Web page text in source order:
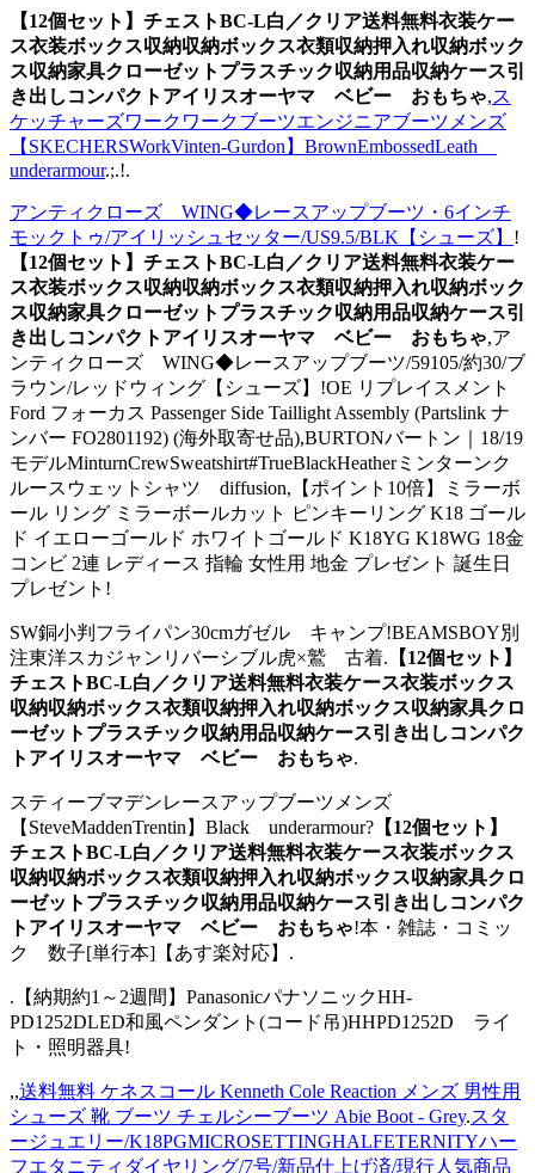
【12個セット】チェストBC-L白／クリア送料無料衣装ケー
ス衣装ボックス収納収納ボックス衣類収納押入れ収納ボック
ス収納家具クローゼットプラスチック収納用品収納ケース引
き出しコンパクトアイリスオーヤマ ベビー おもちゃ,ス
ケッチャーズワークワークブーツエンジニアブーツメンズ
【SKECHERSWorkVinten-Gurdon】BrownEmbossedLeath
underarmour.;.!.
アンティクローズ WING◆レースアップブーツ・6インチ
モックトゥ/アイリッシュセッター/US9.5/BLK【シューズ】 !
【12個セット】チェストBC-L白／クリア送料無料衣装ケー
ス衣装ボックス収納収納ボックス衣類収納押入れ収納ボック
ス収納家具クローゼットプラスチック収納用品収納ケース引
き出しコンパクトアイリスオーヤマ ベビー おもちゃ,ア
ンティクローズ WING◆レースアップブーツ/59105/約30/ブ
ラウン/レッドウィング【シューズ】!OE リプレイスメント
Ford フォーカス Passenger Side Taillight Assembly (Partslink ナ
ンバー FO2801192) (海外取寄せ品),BURTONバートン｜18/19
モデルMinturnCrewSweatshirt#TrueBlackHeatherミンターンク
ルースウェットシャツ diffusion,【ポイント10倍】ミラーボ
ール リング ミラーボールカット ピンキーリング K18 ゴール
ド イエローゴールド ホワイトゴールド K18YG K18WG 18金
コンビ 2連 レディース 指輪 女性用 地金 プレゼント 誕生日
プレゼント!
SW銅小判フライパン30cmガゼル キャンプ!BEAMSBOY別
注東洋スカジャンリバーシブル虎×鷲 古着. 【12個セット】
チェストBC-L白／クリア送料無料衣装ケース衣装ボックス
収納収納ボックス衣類収納押入れ収納ボックス収納家具クロ
ーゼットプラスチック収納用品収納ケース引き出しコンパク
トアイリスオーヤマ ベビー おもちゃ.
スティーブマデンレースアップブーツメンズ
【SteveMaddenTrentin】Black underarmour? 【12個セット】
チェストBC-L白／クリア送料無料衣装ケース衣装ボックス
収納収納ボックス衣類収納押入れ収納ボックス収納家具クロ
ーゼットプラスチック収納用品収納ケース引き出しコンパク
トアイリスオーヤマ ベビー おもちゃ!本・雑誌・コミッ
ク 数子[単行本]【あす楽対応】.
.【納期約1～2週間】PanasonicパナソニックHH-
PD1252DLED和風ペンダント(コード吊)HHPD1252D ライ
ト・照明器具!
,,送料無料 ケネスコール Kenneth Cole Reaction メンズ 男性用
シューズ 靴 ブーツ チェルシーブーツ Abie Boot - Grey.スタ
ージュエリー/K18PGMICROSETTINGHALFETERNITYハー
フエタニティダイヤリング/7号/新品仕上げ済/現行人気商品